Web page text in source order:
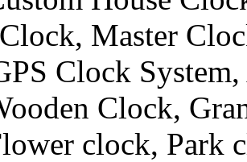
Master
Clock
Clock,
clock, Park